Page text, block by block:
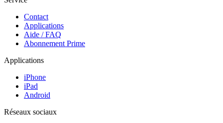
Contact
Applications
Aide / FAQ
Abonnement Prime
Applications
iPhone
iPad
Android
Réseaux sociaux